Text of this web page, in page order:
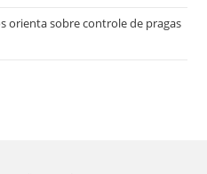
orienta sobre controle de pragas